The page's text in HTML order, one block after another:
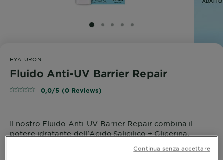
SLIDE 1
SLIDE 2
SLIDE 3
SLIDE 4
SLIDE 5
HYALURON
Fluido Anti-UV Barrier Repair
0,0/5 (0 Reviews)
Il nostro Fluido Anti-UV Barrier Repair combina il
potere idratante dell'Acido Salicilico + Glicerina.
Continua senza accettare